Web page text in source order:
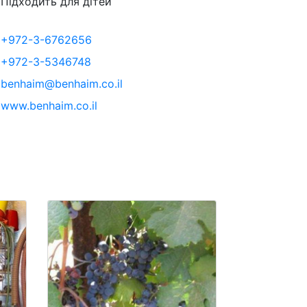
+972-3-6762656
+972-3-5346748
benhaim@benhaim.co.il
www.benhaim.co.il